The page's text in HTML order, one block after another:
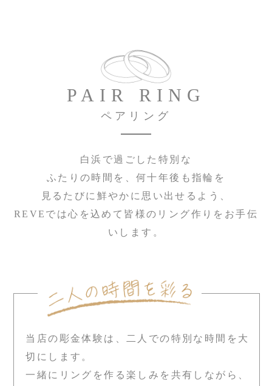
PAIR RING
ペアリング
白浜で過ごした特別な
ふたりの時間を、何十年後も指輪を
見るたびに鮮やかに思い出せるよう、
REVEでは心を込めて皆様のリング作りをお手伝
いします。
当店の彫金体験は、二人での特別な時間を大
切にします。
一緒にリングを作る楽しみを共有しながら、